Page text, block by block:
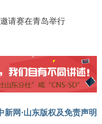
请赛在青岛举行
新网·山东版权及免责声明